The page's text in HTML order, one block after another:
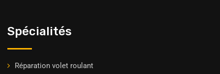
Spécialités
Réparation volet roulant